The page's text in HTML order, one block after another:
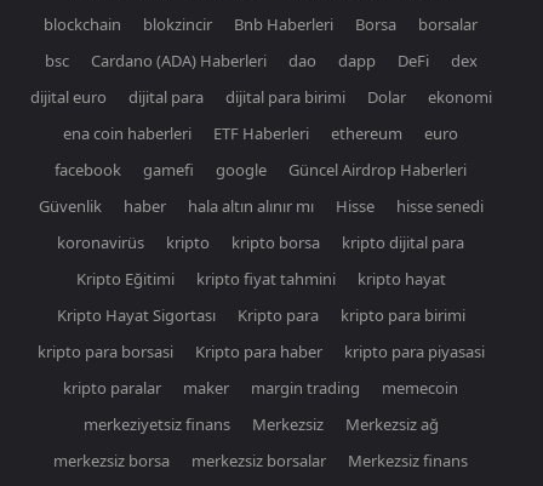
blockchain
blokzincir Bnb Haberleri Borsa
borsalar
bsc
Cardano (ADA) Haberleri dao dapp DeFi
dex
dijital euro
dijital para dijital para birimi Dolar
ekonomi
ena coin haberleri
ETF Haberleri ethereum
euro
facebook
gamefi google
Güncel Airdrop Haberleri
Güvenlik
haber hala altın alınır mı Hisse
hisse senedi
koronavirüs
kripto kripto borsa
kripto dijital para
Kripto Eğitimi
kripto fiyat tahmini
kripto hayat
Kripto Hayat Sigortası
Kripto para
kripto para birimi
kripto para borsasi
Kripto para haber
kripto para piyasasi
kripto paralar
maker margin trading
memecoin
merkeziyetsiz finans
Merkezsiz
Merkezsiz ağ
merkezsiz borsa
merkezsiz borsalar
Merkezsiz finans